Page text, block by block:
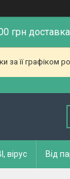
грн
її графіком
вірус Від